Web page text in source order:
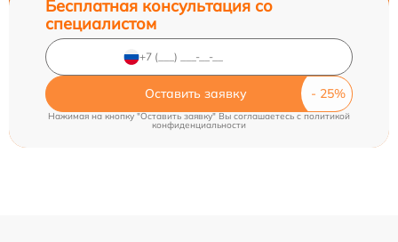
Бесплатная консультация со
специалистом
Оставить заявку
Нажимая на кнопку "Оставить заявку" Вы соглашаетесь cполитикой
конфиденциальности